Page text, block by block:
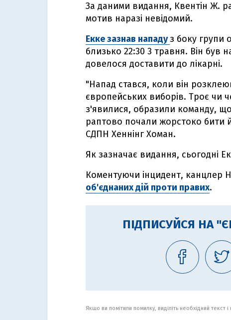
За даними видання, Квентін Ж.
мотив наразі невідомий.
Екке зазнав нападуз боку групи
близько 22:30 3 травня. Він був
довелося доставити до лікарні.
"Напад стався, коли він
європейських виборів. Троє чи
з'явилися, образили команду,
раптово почали жорстоко бити
СДПН Хеннінг Хоман.
Як зазначає видання, сьогодні
Коментуючи інцидент,
об'єднаних дій проти правих.
ПІДПИСУЙСЯ НА
Якщо ви помітили помилку, виділіть необхідний